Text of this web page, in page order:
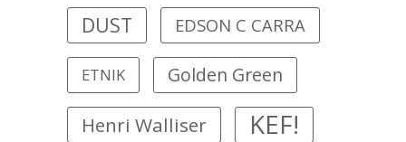
DUST EDSON C CARRA
ETNIK Golden Green
Henri Walliser KEF!